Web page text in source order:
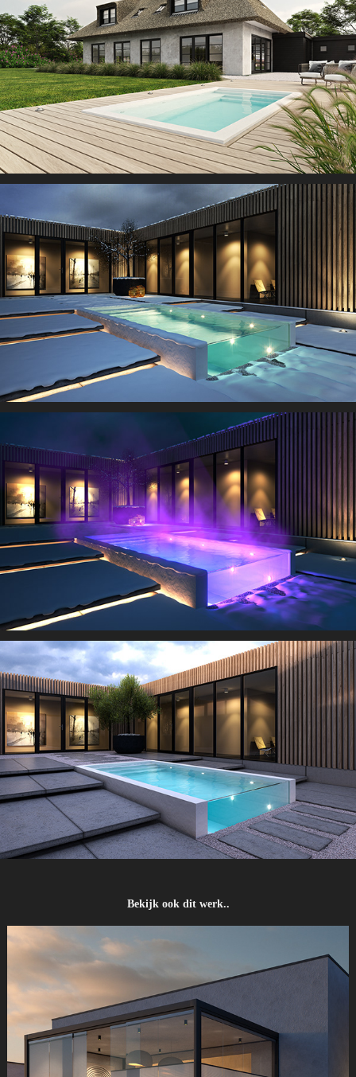
Bekijk ook dit werk..
visualisaties van de ingenieuze raambekleding InGlazia®